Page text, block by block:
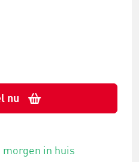
nu
morgen in huis